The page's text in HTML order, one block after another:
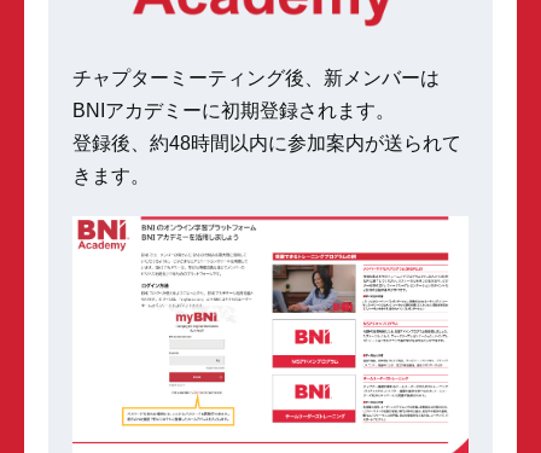
チャプターミーティング後、新メンバーは
BNIアカデミーに初期登録されます。
登録後、約48時間以内に参加案内が送られて
きます。